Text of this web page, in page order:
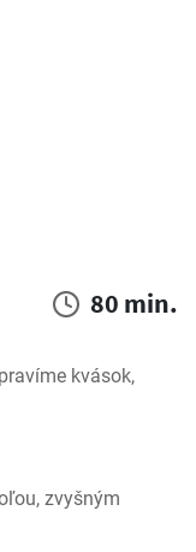
80 min.
kvások,
zvyšným